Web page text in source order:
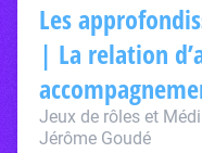
Les
| La relation
Jeux de rôles et
Jérôme Goudé